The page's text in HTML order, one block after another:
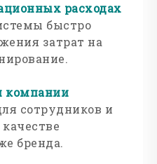
расходах
быстро
затрат на
компании
сотрудников и
бренда.